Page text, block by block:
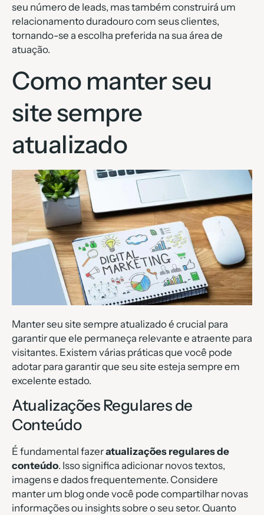
seu número de leads, mas também construirá um
relacionamento duradouro com seus clientes,
tornando-se a escolha preferida na sua área de
atuação.
Como manter seu
site sempre
atualizado
Manter seu site sempre atualizado é crucial para
garantir que ele permaneça relevante e atraente para
visitantes. Existem várias práticas que você pode
adotar para garantir que seu site esteja sempre em
excelente estado.
Atualizações Regulares de
Conteúdo
É fundamental fazeratualizações regulares de
conteúdo. Isso significa adicionar novos textos,
imagens e dados frequentemente. Considere
manter um blog onde você pode compartilhar novas
informações ou insights sobre o seu setor. Quanto